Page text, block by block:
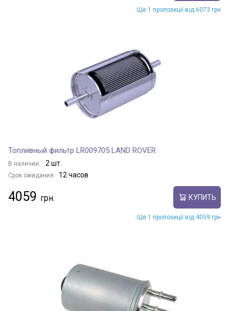
Ще 1 пропозиції від 6073 грн
Топливный фильтр LR009705 LAND ROVER
В наличии: 2 шт.
Срок ожидания: 12 часов
4059 КУПИТЬ
Ще 1 пропозиції від 4059 грн